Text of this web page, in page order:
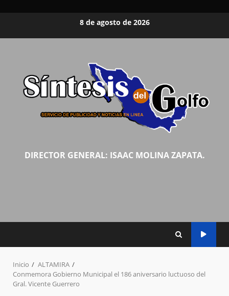
8 de agosto de 2026
DIRECTOR GENERAL: ISAAC MOLINA ZAPATA.
Inicio
ALTAMIRA
Conmemora Gobierno Municipal el 186 aniversario luctuoso del
Gral. Vicente Guerrero